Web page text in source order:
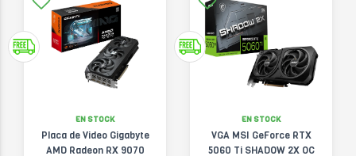
EN STOCK
Placa de Video Gigabyte
AMD Radeon RX 9070
EN STOCK
VGA MSI GeForce RTX
5060 Ti SHADOW 2X OC